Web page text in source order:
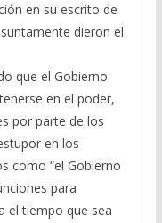
en su escrito de
dieron el
que el Gobierno
en el poder,
por parte de los
en los
como “el Gobierno
para
el tiempo que sea